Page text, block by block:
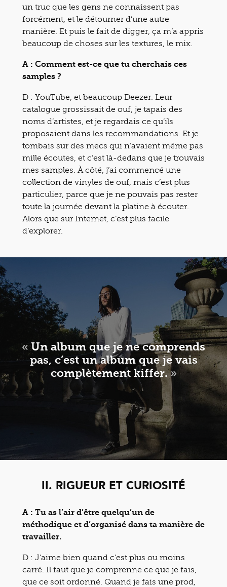
un truc que les gens ne connaissent pas
forcément, et le détourner d’une autre
manière. Et puis le fait de digger, ça m’a appris
beaucoup de choses sur les textures, le mix.
A : Comment est-ce que tu cherchais ces
samples ?
D : YouTube, et beaucoup Deezer. Leur
catalogue grossissait de ouf, je tapais des
noms d’artistes, et je regardais ce qu’ils
proposaient dans les recommandations. Et je
tombais sur des mecs qui n’avaient même pas
mille écoutes, et c’est là-dedans que je trouvais
mes samples. À côté, j’ai commencé une
collection de vinyles de ouf, mais c’est plus
particulier, parce que je ne pouvais pas rester
toute la journée devant la platine à écouter.
Alors que sur Internet, c’est plus facile
d’explorer.
« Un album que je ne comprends
pas, c’est un album que je vais
complètement kiffer.»
II. RIGUEUR ET CURIOSITÉ
A : Tu as l’air d’être quelqu’un de
méthodique et d’organisé dans ta manière de
travailler.
D : J’aime bien quand c’est plus ou moins
carré. Il faut que je comprenne ce que je fais,
que ce soit ordonné. Quand je fais une prod,